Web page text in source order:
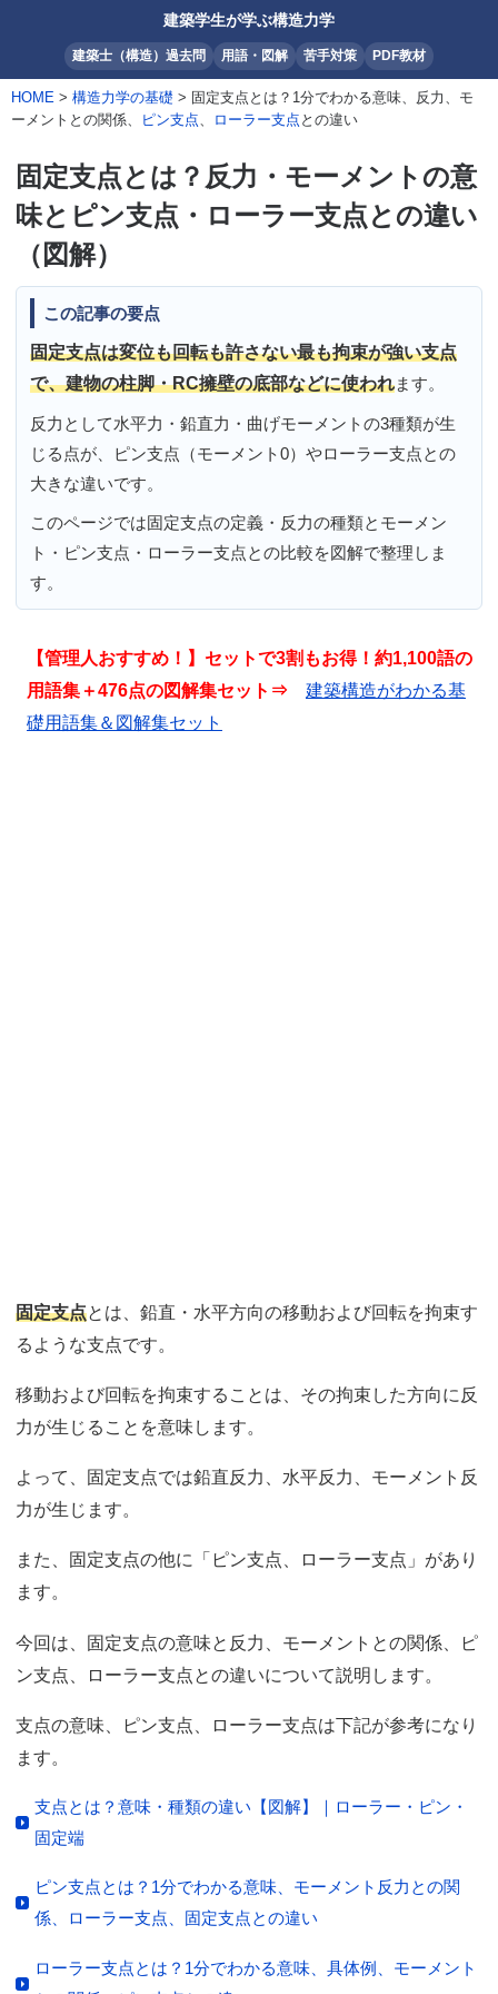
建築学生が学ぶ構造力学
建築士（構造）過去問 用語・図解 苦手対策 PDF教材
HOME > 構造力学の基礎 > 固定支点とは？1分でわかる意味、反力、モ
ーメントとの関係、
ピン支点、 ローラー支点 との違い
固定支点とは？反力・モーメントの意
味とピン支点・ローラー支点との違い
（図解）
この記事の要点
固定支点は変位も回転も許さない最も拘束が強い支点
で、建物の柱脚・RC擁壁の底部などに使われます。
反力として水平力・鉛直力・曲げモーメントの3種類が生
じる点が、ピン支点（モーメント0）やローラー支点との
大きな違いです。
このページでは固定支点の定義・反力の種類とモーメン
ト・ピン支点・ローラー支点との比較を図解で整理しま
す。
【管理人おすすめ！】セットで3割もお得！約1,100語の
用語集＋476点の図解集セット⇒ 建築構造がわかる基
礎用語集＆図解集セット
固定支点とは、鉛直・水平方向の移動および回転を拘束す
るような支点です。
移動および回転を拘束することは、その拘束した方向に反
力が生じることを意味します。
よって、固定支点では鉛直反力、水平反力、モーメント反
力が生じます。
また、固定支点の他に「ピン支点、ローラー支点」があり
ます。
今回は、固定支点の意味と反力、モーメントとの関係、ピ
ン支点、ローラー支点との違いについて説明します。
支点の意味、ピン支点、ローラー支点は下記が参考になり
ます。
支点とは？意味・種類の違い【図解】｜ローラー・ピン・
固定端
ピン支点とは？1分でわかる意味、モーメント反力との関
係、ローラー支点、固定支点との違い
ローラー支点とは？1分でわかる意味、具体例、モーメント